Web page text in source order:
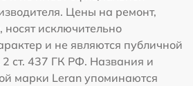
Цены на ремонт,
исключительно
и не являются публичной
2 ст. 437 ГК РФ. Названия и
марки Leran упоминаются